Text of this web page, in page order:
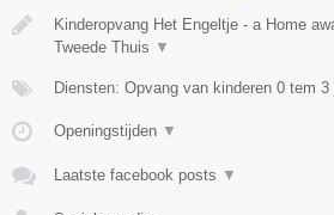
Kinderopvang Het Engeltje - a Home
Tweede Thuis ▼
Diensten: Opvang van kinderen 0 tem 3
Openingstijden ▼
Laatste facebook posts ▼